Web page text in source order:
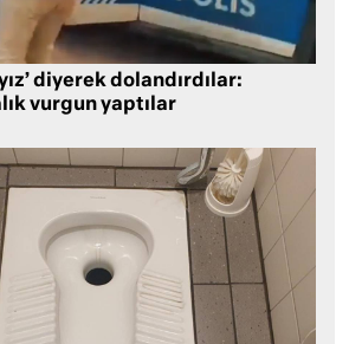
diyerek dolandırdılar:
vurgun yaptılar